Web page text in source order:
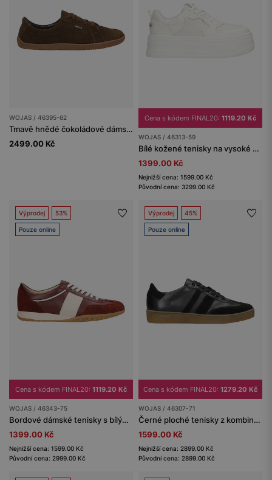
WOJAS / 46395-62
Tmavě hnědé čokoládové dámské tenisky na ploché podrážce
2499.00 Kč
Cena s kódem FINAL20: 1119.20 Kč
WOJAS / 46313-59
Bílé kožené tenisky na vysoké platformě
1399.00 Kč
Nejnižší cena: 1599.00 Kč
Původní cena: 3299.00 Kč
Výprodej 53%
Pouze online
Cena s kódem FINAL20: 1119.20 Kč
WOJAS / 46343-75
Bordové dámské tenisky s bílými vložkami
1399.00 Kč
Nejnižší cena: 1599.00 Kč
Původní cena: 2999.00 Kč
Výprodej 45%
Pouze online
Cena s kódem FINAL20: 1279.20 Kč
WOJAS / 46307-71
Černé ploché tenisky z kombinovaných kůží
1599.00 Kč
Nejnižší cena: 2899.00 Kč
Původní cena: 2899.00 Kč